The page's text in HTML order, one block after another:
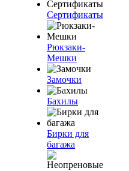
Сертификаты
Рюкзаки-
Мешки
Замочки
Бахилы
Бирки для
багажа